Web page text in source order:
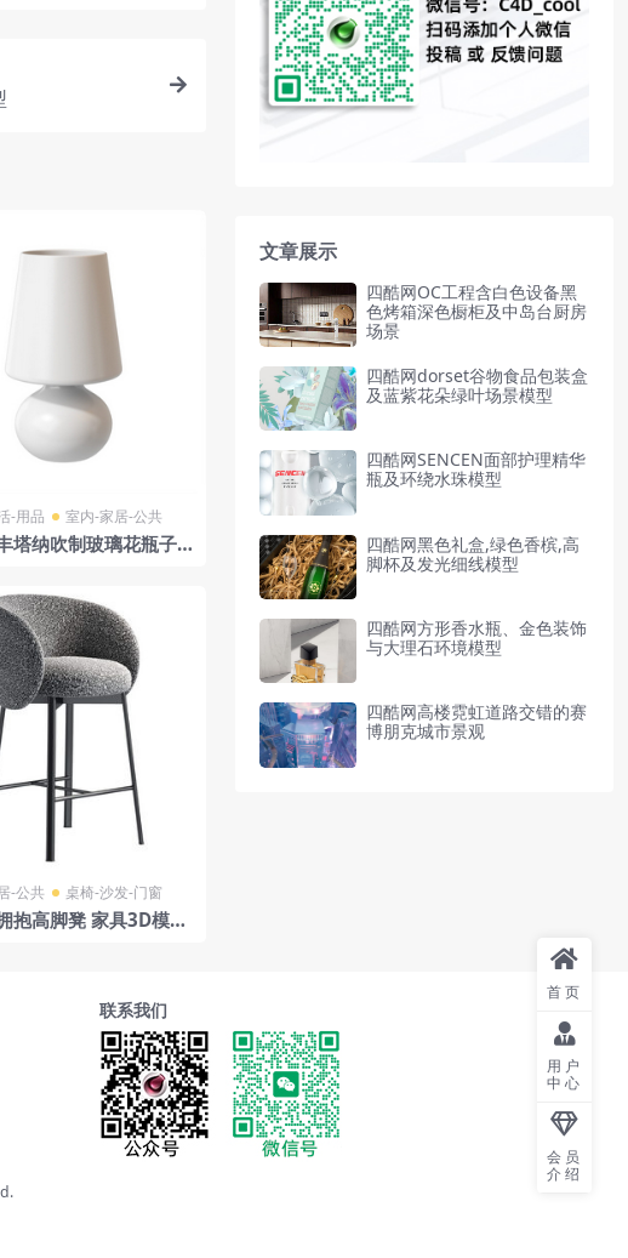
-用品 室内-家居-公共
塔纳吹制玻璃花瓶子 3
-公共 桌椅-沙发-门窗
抱高脚凳 家具3D模型
文章展示
四酷网OC工程含白色设备黑
色烤箱深色橱柜及中岛台厨房
场景
四酷网dorset谷物食品包装盒
及蓝紫花朵绿叶场景模型
四酷网SENCEN面部护理精华
瓶及环绕水珠模型
四酷网黑色礼盒,绿色香槟,高
脚杯及发光细线模型
四酷网方形香水瓶、金色装饰
与大理石环境模型
四酷网高楼霓虹道路交错的赛
博朋克城市景观
联系我们
首页
用户
中心
会员
介绍